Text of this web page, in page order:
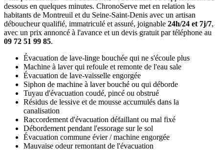
dessous en quelques minutes. ChronoServe met en relation les
habitants de Montreuil et du Seine-Saint-Denis avec un artisan
déboucheur qualifié, immatriculé et assuré, joignable 24h/24 et 7j/7,
avec un prix annoncé à l'avance et un devis gratuit par téléphone au
09 72 51 99 85.
Évacuation de lave-linge bouchée qui ne s'écoule plus
Machine à laver qui refoule et remonte de l'eau sale
Évacuation de lave-vaisselle engorgée
Siphon de machine à laver bouché ou qui déborde
Tuyau d'évacuation coudé, pincé ou obstrué
Résidus de lessive et de mousse accumulés dans la
canalisation
Raccordement d'évacuation défaillant ou mal fixé
Débordement pendant l'essorage sur le sol
Évacuation commune évier / machine engorgée
Mauvaise odeur remontant de l'évacuation